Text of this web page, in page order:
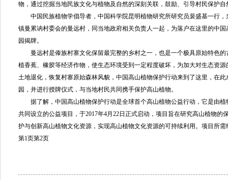
物，通过挖掘当地民族文化与植物及自然的深刻关联，鼓励、引导村民保护
中国民族植物学倡导者，中国科学院昆明植物研究所研究员裴盛基一行，
镇曼累讷村委会的曼远村，同当地政府相关负责人一起，为落户在这里的中
园揭牌。
曼远村是傣族村寨文化保留最完整的乡村之一，也是一个极具原始特色的
植香蕉、橡胶等经济作物，使生态环境受到一定程度破坏，为加大对生态资
土地退化，恢复村寨原始森林风貌，中国高山植物保护行动来到了这里，在
园，并进行授牌仪式，与当地村民共同携手保护高山植物。
据了解，中国高山植物保护行动是全球首个高山植物公益行动，它是由植
共同设立的公益项目，于2017年4月22日正式启动，项目旨在研究高山植物的
护与创新高山植物文化资源，实现高山植物文化资源的可持续利用。项目所
第1页第2页